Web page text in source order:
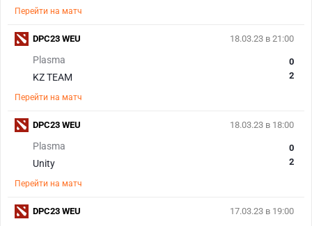
Перейти на матч
18.03.23 в 21:00
Plasma
KZ TEAM
0
2
Перейти на матч
DPC23 WEU
18.03.23 в 18:00
Plasma
Unity
0
2
Перейти на матч
DPC23 WEU
17.03.23 в 19:00
DPC23 WEU